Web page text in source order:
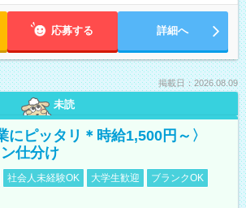
応募する 詳細へ
掲載日：2026.08.09
未読
にピッタリ＊時給1,500円～〉
仕分け
社会人未経験OK 大学生歓迎
ブランクOK